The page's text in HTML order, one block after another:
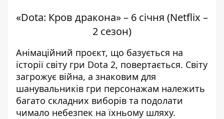
«Dota: Кров дракона» – 6 січня (Netflix –
2 сезон)
Анімаційний проєкт, що базується на
історії світу гри Dota 2, повертається. Світу
загрожує війна, а знаковим для
шанувальників гри персонажам належить
багато складних виборів та подолати
чимало небезпек на їхньому шляху.